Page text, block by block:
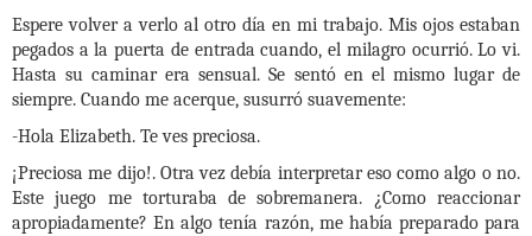
Espere volver a verlo al otro día en mi trabajo. Mis ojos estaban
pegados a la puerta de entrada cuando, el milagro ocurrió. Lo vi.
Hasta su caminar era sensual. Se sentó en el mismo lugar de
siempre. Cuando me acerque, susurró suavemente:
-Hola Elizabeth. Te ves preciosa.
¡Preciosa me dijo!. Otra vez debía interpretar eso como algo o no.
Este juego me torturaba de sobremanera. ¿Como reaccionar
apropiadamente? En algo tenía razón, me había preparado para